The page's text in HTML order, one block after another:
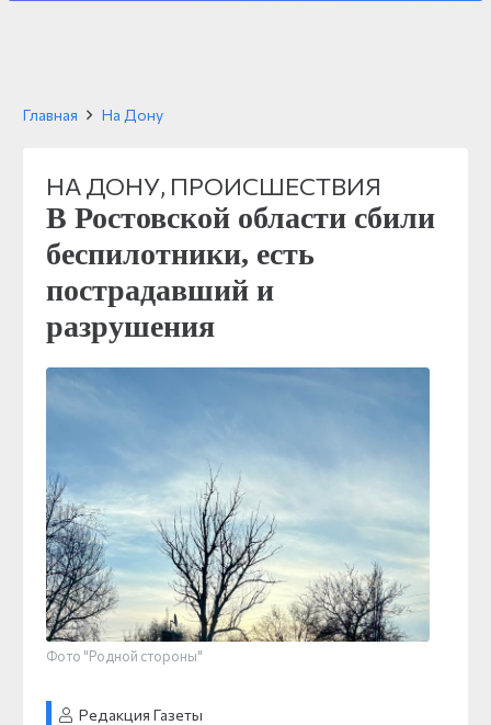
Главная На Дону
НА ДОНУ, ПРОИСШЕСТВИЯ
В Ростовской области сбили
беспилотники, есть
пострадавший и
разрушения
Фото "Родной стороны"
Редакция Газеты